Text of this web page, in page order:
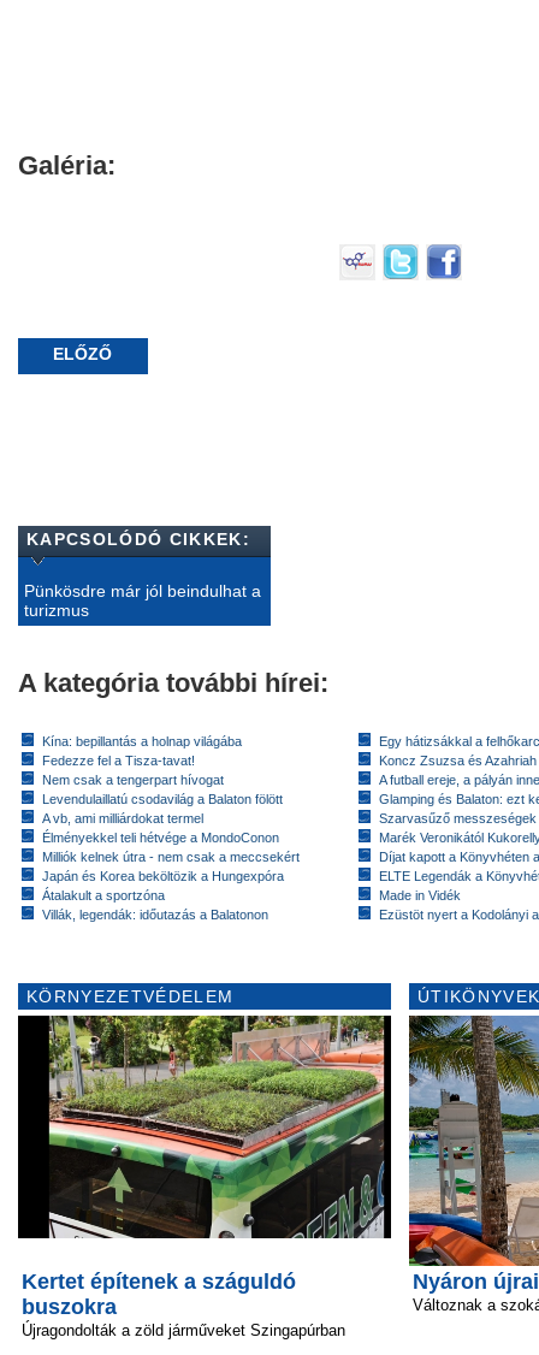
Galéria:
ELŐZŐ
KAPCSOLÓDÓ CIKKEK:
Pünkösdre már jól beindulhat a
turizmus
A kategória további hírei:
Kína: bepillantás a holnap világába
Fedezze fel a Tisza-tavat!
Nem csak a tengerpart hívogat
Levendulaillatú csodavilág a Balaton fölött
A vb, ami milliárdokat termel
Élményekkel teli hétvége a MondoConon
Milliók kelnek útra - nem csak a meccsekért
Japán és Korea beköltözik a Hungexpóra
Átalakult a sportzóna
Villák, legendák: időutazás a Balatonon
Egy hátizsákkal a
Koncz Zsuzsa és
A futball ereje, a pályán
Glamping és Balaton: ezt
Szarvasűző messzeségek
Marék Veronikától
Díjat kapott a Könyvhéten
ELTE Legendák a
Made in Vidék
Ezüstöt nyert a Kodolányi
KÖRNYEZETVÉDELEM
Kertet építenek a száguldó
buszokra
Újragondolták a zöld járműveket Szingapúrban
Nyáron
Változnak a